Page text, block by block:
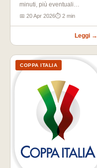
minuti, più eventuali
supplementari e rigori, per
📅 20 Apr 2026⏱ 2 min
Leggi →
COPPA ITALIA